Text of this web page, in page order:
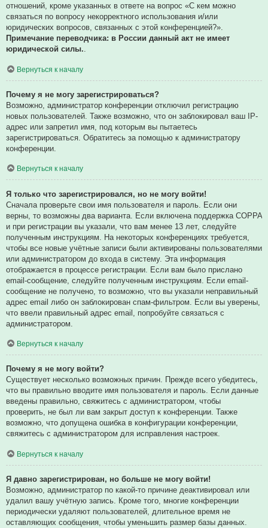
отношений, кроме указанных в ответе на вопрос «С кем можно
связаться по вопросу некорректного использования и/или
юридических вопросов, связанных с этой конференцией?».
Примечание переводчика: в России данный акт не имеет
юридической силы..
Вернуться к началу
Почему я не могу зарегистрироваться?
Возможно, администратор конференции отключил регистрацию
новых пользователей. Также возможно, что он заблокировал ваш IP-
адрес или запретил имя, под которым вы пытаетесь
зарегистрироваться. Обратитесь за помощью к администратору
конференции.
Вернуться к началу
Я только что зарегистрировался, но не могу войти!
Сначала проверьте свои имя пользователя и пароль. Если они
верны, то возможны два варианта. Если включена поддержка COPPA
и при регистрации вы указали, что вам менее 13 лет, следуйте
полученным инструкциям. На некоторых конференциях требуется,
чтобы все новые учётные записи были активированы пользователями
или администратором до входа в систему. Эта информация
отображается в процессе регистрации. Если вам было прислано
email-сообщение, следуйте полученным инструкциям. Если email-
сообщение не получено, то возможно, что вы указали неправильный
адрес email либо он заблокирован спам-фильтром. Если вы уверены,
что ввели правильный адрес email, попробуйте связаться с
администратором.
Вернуться к началу
Почему я не могу войти?
Существует несколько возможных причин. Прежде всего убедитесь,
что вы правильно вводите имя пользователя и пароль. Если данные
введены правильно, свяжитесь с администратором, чтобы
проверить, не был ли вам закрыт доступ к конференции. Также
возможно, что допущена ошибка в конфигурации конференции,
свяжитесь с администратором для исправления настроек.
Вернуться к началу
Я давно зарегистрирован, но больше не могу войти!
Возможно, администратор по какой-то причине деактивировал или
удалил вашу учётную запись. Кроме того, многие конференции
периодически удаляют пользователей, длительное время не
оставляющих сообщения, чтобы уменьшить размер базы данных.